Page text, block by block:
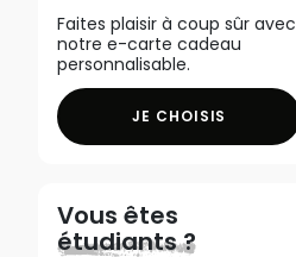
Faites plaisir à coup sûr avec
notre e-carte cadeau
personnalisable.
JE CHOISIS
Vous êtes
étudiants ?